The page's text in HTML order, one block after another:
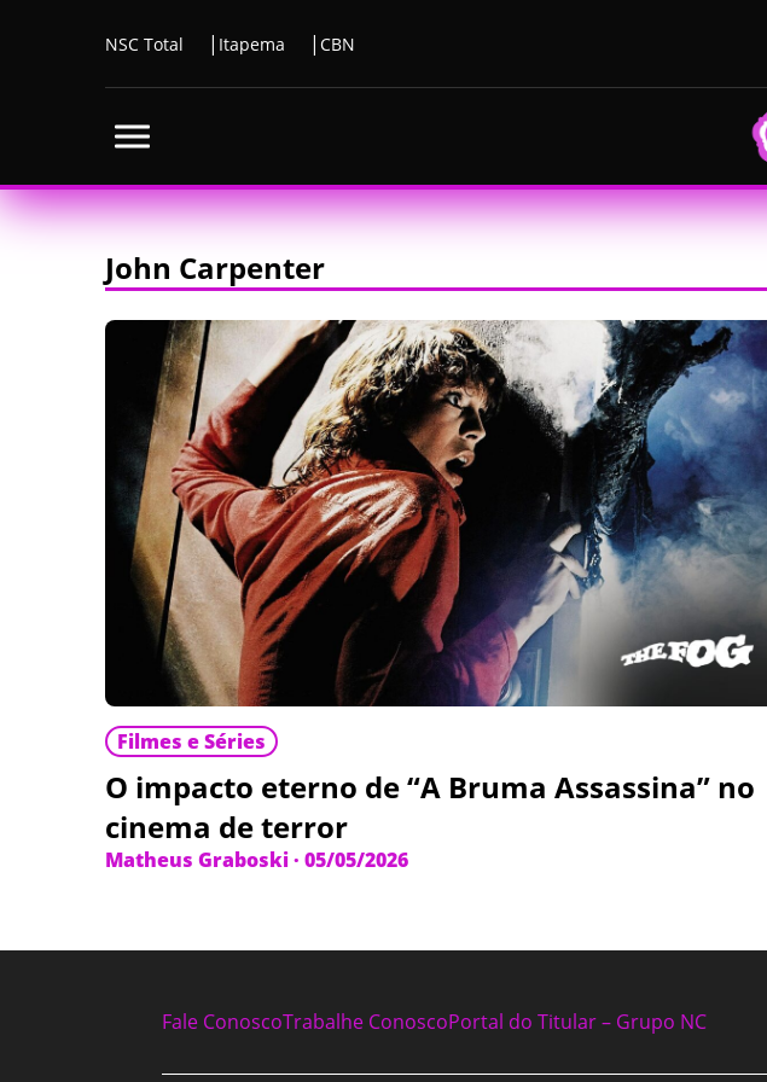
NSC Total Itapema CBN
John Carpenter
Filmes e Séries
O impacto eterno de “A Bruma Assassina” no
cinema de terror
Matheus Graboski· 05/05/2026
Fale ConoscoTrabalhe ConoscoPortal do Titular – Grupo NC